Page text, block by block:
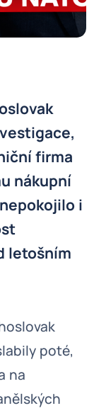
firma
nákupní
i
letošním
poté,
na